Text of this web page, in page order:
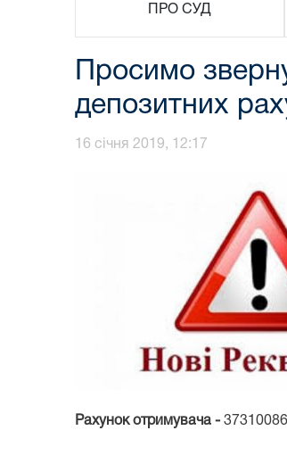
ПРО СУД
Просимо
депозитних
16 січня 2019, 12:17
Рахунок отримувача -